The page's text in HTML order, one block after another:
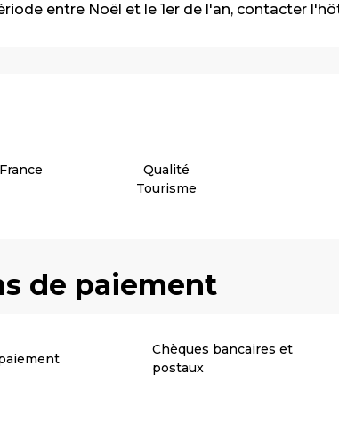
entre Noël et le 1er de l'an, contacter
de
Qualité
Tourisme
de paiement
Chèques bancaires et
postaux